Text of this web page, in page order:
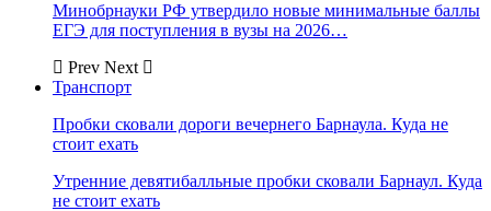
Минобрнауки РФ утвердило новые минимальные баллы
ЕГЭ для поступления в вузы на 2026…
Prev Next
Транспорт
Пробки сковали дороги вечернего Барнаула. Куда не
стоит ехать
Утренние девятибалльные пробки сковали Барнаул. Куда
не стоит ехать